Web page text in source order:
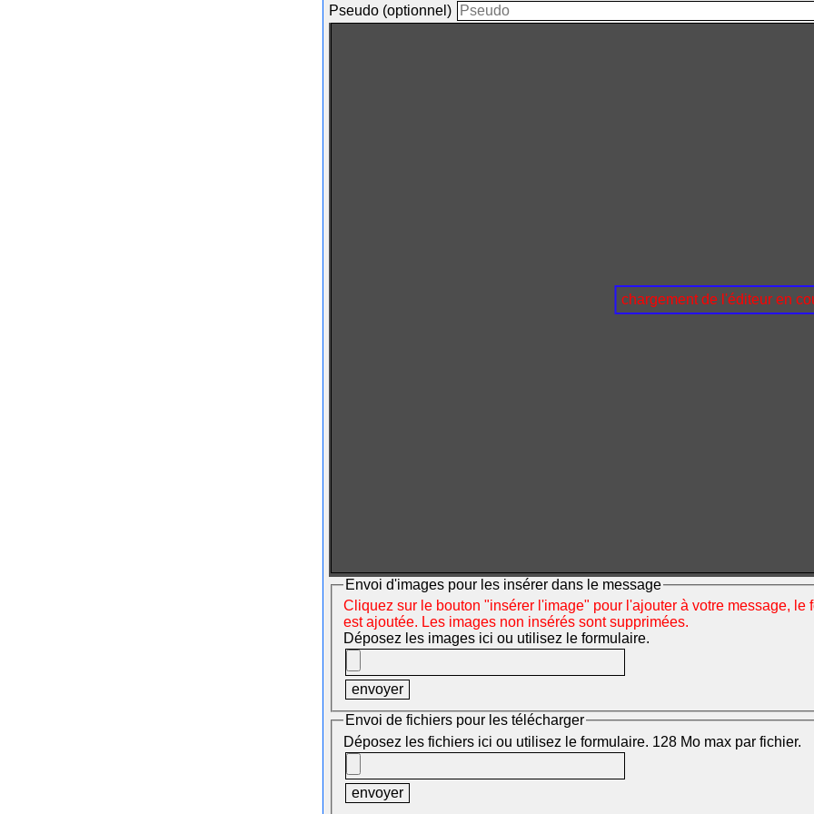
Pseudo (optionnel)
chargement de l'éditeur en
Envoi d'images pour les insérer dans le message
Cliquez sur le bouton "insérer l'image" pour l'ajouter à votre message,
est ajoutée. Les images non insérés sont supprimées.
Déposez les images ici ou utilisez le formulaire.
Envoi de fichiers pour les télécharger
Déposez les fichiers ici ou utilisez le formulaire. 128 Mo max par fichier.